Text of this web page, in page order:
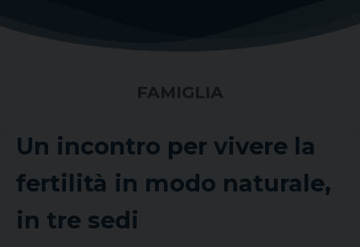
FAMIGLIA
Un incontro per vivere la
fertilità in modo naturale,
in tre sedi